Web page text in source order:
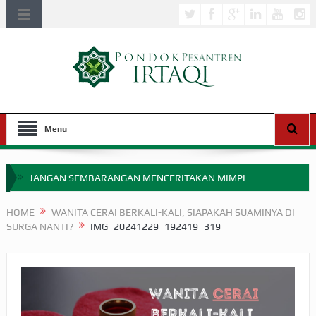
Menu
JANGAN SEMBARANGAN MENCERITAKAN MIMPI
MIMPI YANG DIABAIKAN MENJELANG PERANG BADAR
SEBELUM TIBA SAAT WAJIB?
HAKIKAT NIKMAT DI DUNIA!
HOME
WANITA CERAI BERKALI-KALI, SIAPAKAH SUAMINYA DI
SURGA NANTI?
IMG_20241229_192419_319